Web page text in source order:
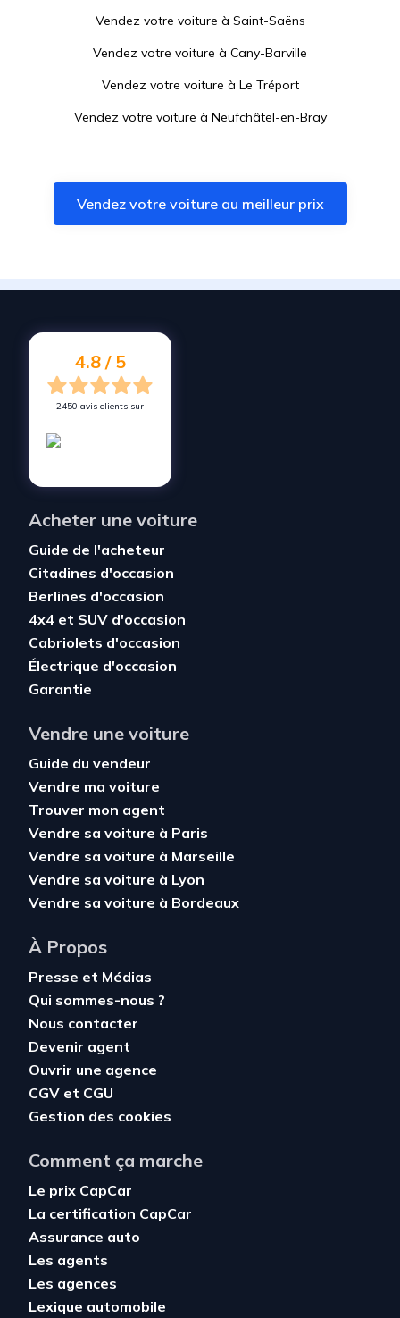
Vendez votre voiture à Saint-Saëns
Vendez votre voiture à Cany-Barville
Vendez votre voiture à Le Tréport
Vendez votre voiture à Neufchâtel-en-Bray
Vendez votre voiture àYvetot
Vendez votre voiture àEu
Vendez votre voiture à
Vendez votre voiture au meilleur prix
4.8 / 5
2450 avis clients sur
Acheter une voiture
Guide de l'acheteur
Citadines d'occasion
Berlines d'occasion
4x4 et SUV d'occasion
Cabriolets d'occasion
Électrique d'occasion
Garantie
Vendre une voiture
Guide du vendeur
Vendre ma voiture
Trouver mon agent
Vendre sa voiture à Paris
Vendre sa voiture à Marseille
Vendre sa voiture à Lyon
Vendre sa voiture à Bordeaux
À Propos
Presse et Médias
Qui sommes-nous ?
Nous contacter
Devenir agent
Ouvrir une agence
CGV et CGU
Gestion des cookies
Comment ça marche
Le prix CapCar
La certification CapCar
Assurance auto
Les agents
Les agences
Lexique automobile